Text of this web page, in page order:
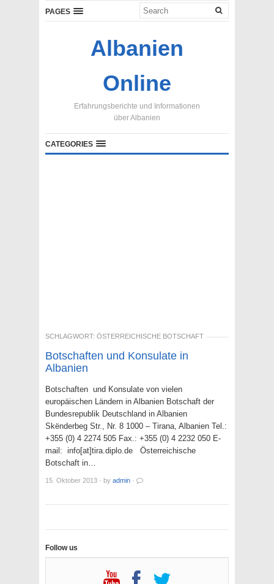
PAGES
Albanien
Online
Erfahrungsberichte und Informationen
über Albanien
CATEGORIES
SCHLAGWORT: ÖSTERREICHISCHE BOTSCHAFT
Botschaften und Konsulate in
Albanien
Botschaften und Konsulate von vielen
europäischen Ländern in Albanien Botschaft der
Bundesrepublik Deutschland in Albanien
Skënderbeg Str., Nr. 8 1000 – Tirana, Albanien Tel.:
+355 (0) 4 2274 505 Fax.: +355 (0) 4 2232 050 E-
mail: info[at]tira.diplo.de Österreichische
Botschaft in…
15. Oktober 2013 · by admin ·
Follow us